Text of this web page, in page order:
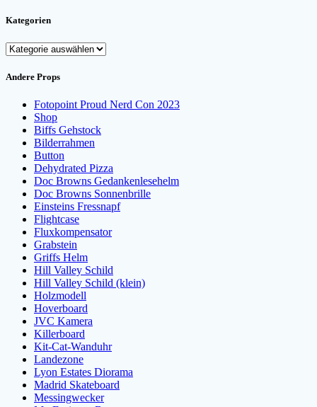
Kategorien
Kategorien
Andere Props
Fotopoint Proud Nerd Con 2023
Shop
Biffs Gehstock
Bilderrahmen
Button
Dehydrated Pizza
Doc Browns Gedankenlesehelm
Doc Browns Sonnenbrille
Einsteins Fressnapf
Flightcase
Fluxkompensator
Grabstein
Griffs Helm
Hill Valley Schild
Hill Valley Schild (klein)
Holzmodell
Hoverboard
JVC Kamera
Killerboard
Kit-Cat-Wanduhr
Landezone
Lyon Estates Diorama
Madrid Skateboard
Messingwecker